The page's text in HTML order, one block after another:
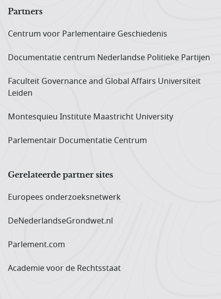
Partners
Centrum voor Parlementaire Geschiedenis
Documentatie centrum Neder­landse Politieke Partijen
Faculteit Governance and Global Affairs Universiteit
Leiden
Montesquieu Institute Maastricht University
Parlementair Documentatie Centrum
Gerelateerde partner sites
Europees onderzoeks­netwerk
DeNederlandseGrondwet.nl
Parlement.com
Academie voor de Rechtsstaat